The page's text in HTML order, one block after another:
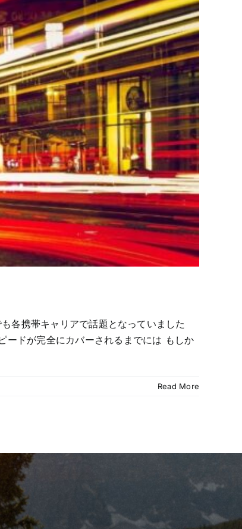
各携帯キャリアで話題となっていました
ードが完全にカバーされるまでには もしか
Read More